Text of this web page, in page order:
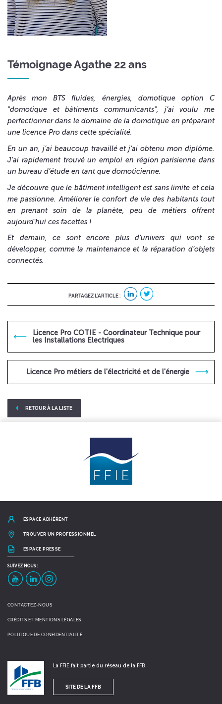
Témoignage Agathe 22 ans
Après mon BTS fluides, énergies, domotique option C
"domotique et bâtiments communicants", j’ai voulu me
perfectionner dans le domaine de la domotique en préparant
une licence Pro dans cette spécialité.
En un an, j’ai beaucoup travaillé et j’ai obtenu mon diplôme.
J’ai rapidement trouvé un emploi en région parisienne dans
un bureau d’étude en tant que domoticienne.
Je découvre que le bâtiment intelligent est sans limite et cela
me passionne. Améliorer le confort de vie des habitants tout
en prenant soin de la planète, peu de métiers offrent
aujourd’hui ces facettes !
Et demain, ce sont encore plus d’univers qui vont se
développer, comme la maintenance et la réparation d’objets
connectés.
PARTAGEZ L’ARTICLE :
Licence Pro COTIE - Coordinateur Technique pour
les Installations Electriques
Licence Pro métiers de l'électricité et de l'énergie
RETOUR À LA LISTE
ESPACE ADHÉRENT
TROUVER UN PROFESSIONNEL
ESPACE PRESSE
SUIVEZ NOUS :
CONTACTEZ-NOUS
CRÉDITS ET MENTIONS LÉGALES
POLITIQUE DE CONFIDENTIALITÉ
La FFIE fait partie du réseau de la FFB.
SITE DE LA FFB